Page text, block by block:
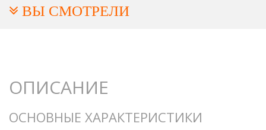
ВЫ СМОТРЕЛИ
ОПИСАНИЕ
ОСНОВНЫЕ ХАРАКТЕРИСТИКИ